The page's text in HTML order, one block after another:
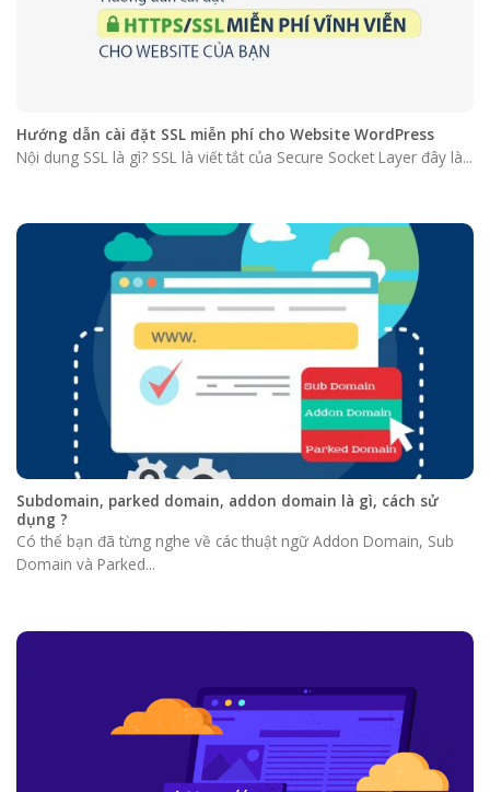
Hướng dẫn cài đặt SSL miễn phí cho Website WordPress
Nội dung SSL là gì? SSL là viết tắt của Secure Socket Layer đây là...
Subdomain, parked domain, addon domain là gì, cách sử
dụng ?
Có thể bạn đã từng nghe về các thuật ngữ Addon Domain, Sub
Domain và Parked...